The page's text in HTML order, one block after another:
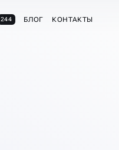
244 БЛОГ КОНТАКТЫ